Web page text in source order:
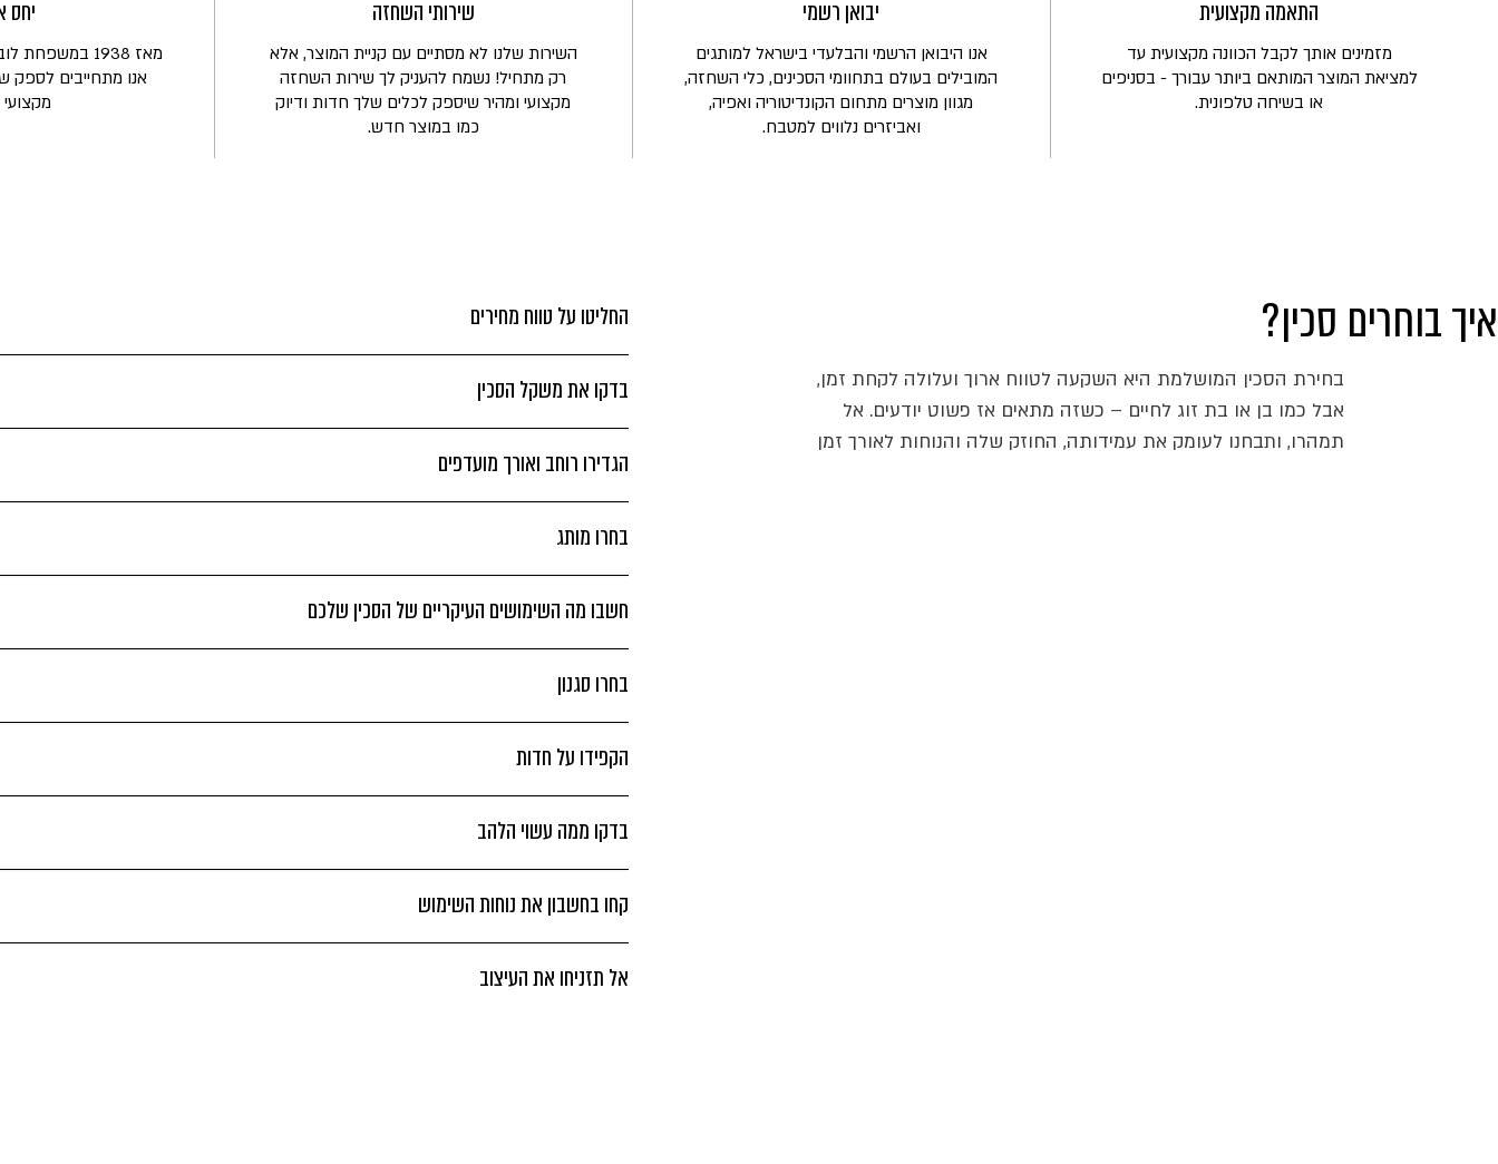
התאמה מקצועית
מזמינים אותך לקבל הכוונה מקצועית עד
למציאת המוצר המותאם ביותר עבורך - בסניפים
או בשיחה טלפונית.
יבואן רשמי
אנו היבואן הרשמי והבלעדי בישראל למותגים
המובילים בעולם בתחוומי הסכינים, כלי השחזה,
מגוון מוצרים מתחום הקונדיטוריה ואפיה,
ואביזרים נלווים למטבח.
שירותי השחזה
השירות שלנו לא מסתיים עם קניית המוצר, אלא
רק מתחיל! נשמח להעניק לך שירות השחזה
מקצועי ומהיר שיספק לכלים שלך חדות ודיוק
כמו במוצר חדש.
יחס
מאז 1938
אנו מתחייבים לספק
איך בוחרים סכין?
בחירת הסכין המושלמת היא השקעה לטווח ארוך ועלולה לקחת זמן,
אבל כמו בן או בת זוג לחיים – כשזה מתאים אז פשוט יודעים. אל
תמהרו, ותבחנו לעומק את עמידותה, החוזק שלה והנוחות לאורך זמן
החליטו על טווח מחירים
בדקו את משקל הסכין
הגדירו רוחב ואורך מועדפים
בחרו מותג
חשבו מה השימושים העיקריים של הסכין שלכם
בחרו סגנון
הקפידו על חדות
בדקו ממה עשוי הלהב
קחו בחשבון את נוחות השימוש
אל תזניחו את העיצוב